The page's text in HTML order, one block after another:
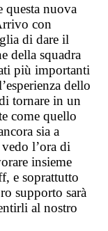
questa nuova
con
di dare il
della squadra
più importanti
dello
tornare in un
come quello
sia a
l’ora di
insieme
e soprattutto
supporto sarà
al nostro